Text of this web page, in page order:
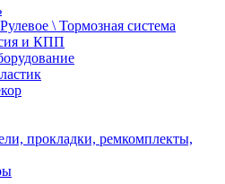
\ Тормозная система
и КПП
прокладки, ремкомплекты,